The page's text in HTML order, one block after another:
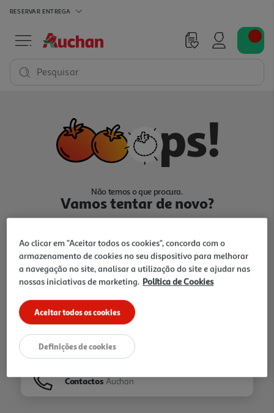
RESERVAR ENTREGA
Pesquisar
Não temos o que procura.
Vamos tentar de novo?
Ir para Homepage
Folhetos
Contactos Auchan
Ao clicar em "Aceitar todos os cookies", concorda com o
armazenamento de cookies no seu dispositivo para melhorar
a navegação no site, analisar a utilização do site e ajudar nas
nossas iniciativas de marketing. Política de Cookies
Aceitar todos os cookies
Definições de cookies